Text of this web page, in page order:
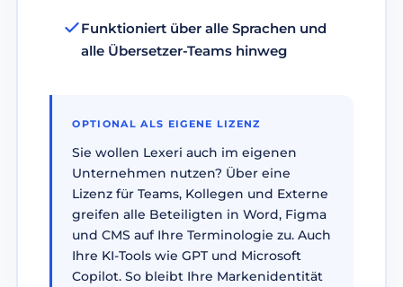
Funktioniert über alle Sprachen und
alle Übersetzer-Teams hinweg
OPTIONAL ALS EIGENE LIZENZ
Sie wollen Lexeri auch im eigenen
Unternehmen nutzen? Über eine
Lizenz für Teams, Kollegen und Externe
greifen alle Beteiligten in Word, Figma
und CMS auf Ihre Terminologie zu. Auch
Ihre KI-Tools wie GPT und Microsoft
Copilot. So bleibt Ihre Markenidentität